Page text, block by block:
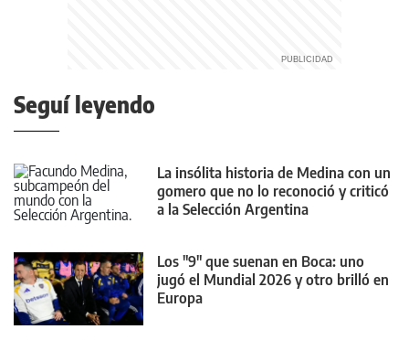
Seguí leyendo
La insólita historia de Medina con un
gomero que no lo reconoció y criticó
a la Selección Argentina
Los "9" que suenan en Boca: uno
jugó el Mundial 2026 y otro brilló en
Europa